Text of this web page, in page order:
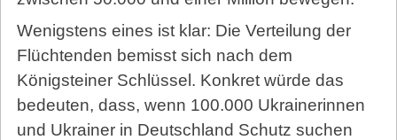
Wenigstens eines ist klar: Die Verteilung der
Flüchtenden bemisst sich nach dem
Königsteiner Schlüssel. Konkret würde das
bedeuten, dass, wenn 100.000 Ukrainerinnen
und Ukrainer in Deutschland Schutz suchen